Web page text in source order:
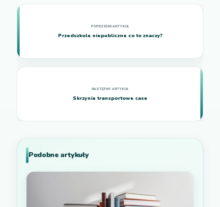
Przedszkole niepubliczne co to znaczy?
Skrzynie transportowe case
Podobne artykuły